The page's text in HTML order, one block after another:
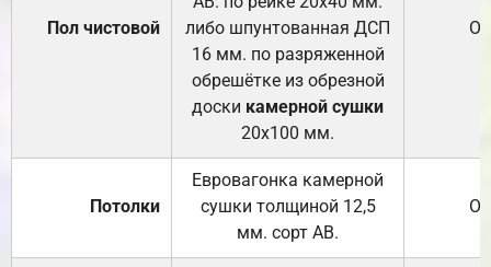
Пол чистовой
либо шпунтованная ДСП
16 мм. по разряженной
обрешётке из обрезной
доски камерной сушки
20х100 мм.
Потолки
Евровагонка камерной
сушки толщиной 12,5
мм. сорт АВ.